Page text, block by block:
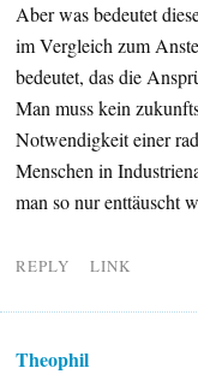
Aber was bedeutet
im Vergleich zum
bedeutet, das die
Man muss kein
Notwendigkeit einer
Menschen in
man so nur enttäuscht
REPLY LINK
Theophil